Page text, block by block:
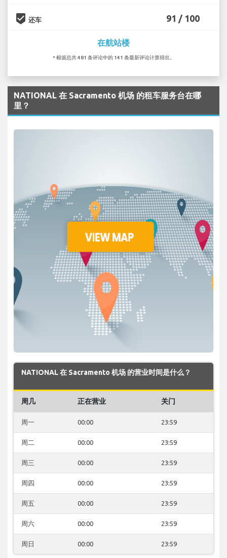
beenhere 还车 91 / 100
在航站楼
* 根据总共 481 条评论中的 141 条最新评论计算得出。
NATIONAL 在 Sacramento 机场 的租车服务台在哪
里？
NATIONAL 在 Sacramento 机场 的营业时间是什么？
周几 正在营业 关门
周一 00:00 23:59
周二 00:00 23:59
周三 00:00 23:59
周四 00:00 23:59
周五 00:00 23:59
周六 00:00 23:59
周日 00:00 23:59